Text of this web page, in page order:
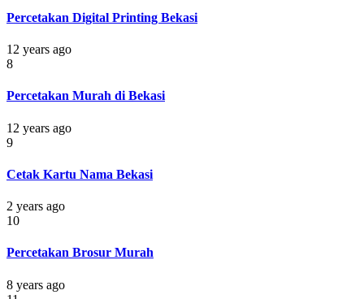
Percetakan Digital Printing Bekasi
12 years ago
8
Percetakan Murah di Bekasi
12 years ago
9
Cetak Kartu Nama Bekasi
2 years ago
10
Percetakan Brosur Murah
8 years ago